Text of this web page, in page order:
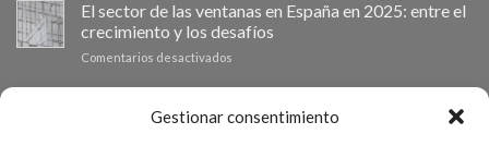
Gestionar consentimiento
en
los
qué
las
la
importancia
de
las
ventanas:
El sector de las ventanas en España en 2025: entre el
crecimiento y los desafíos
Comentarios desactivados
de
PRESUPUESTO A MEDIDA